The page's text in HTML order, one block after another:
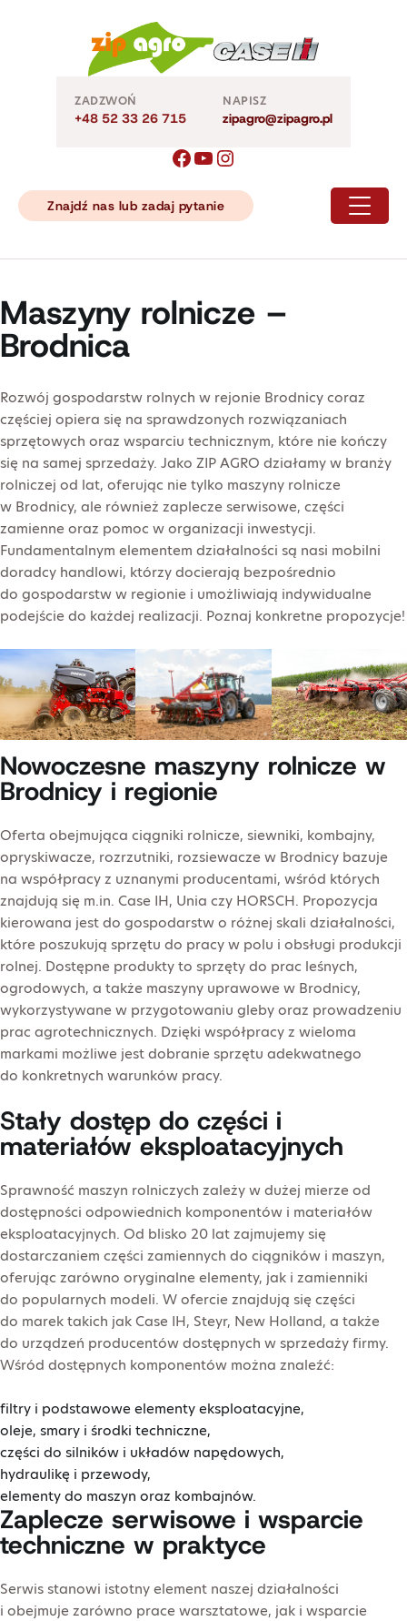
ZADZWOŃ
+48 52 33 26 715
NAPISZ
zipagro@zipagro.pl
Znajdź nas lub zadaj pytanie
Maszyny rolnicze –
Brodnica
Rozwój gospodarstw rolnych w rejonie Brodnicy coraz
częściej opiera się na sprawdzonych rozwiązaniach
sprzętowych oraz wsparciu technicznym, które nie kończy
się na samej sprzedaży. Jako ZIP AGRO działamy w branży
rolniczej od lat, oferując nie tylko maszyny rolnicze
w Brodnicy, ale również zaplecze serwisowe, części
zamienne oraz pomoc w organizacji inwestycji.
Fundamentalnym elementem działalności są nasi mobilni
doradcy handlowi, którzy docierają bezpośrednio
do gospodarstw w regionie i umożliwiają indywidualne
podejście do każdej realizacji. Poznaj konkretne propozycje!
Nowoczesne maszyny rolnicze w
Brodnicy i regionie
Oferta obejmująca ciągniki rolnicze, siewniki, kombajny,
opryskiwacze, rozrzutniki, rozsiewacze w Brodnicy bazuje
na współpracy z uznanymi producentami, wśród których
znajdują się m.in. Case IH, Unia czy HORSCH. Propozycja
kierowana jest do gospodarstw o różnej skali działalności,
które poszukują sprzętu do pracy w polu i obsługi produkcji
rolnej. Dostępne produkty to sprzęty do prac leśnych,
ogrodowych, a także maszyny uprawowe w Brodnicy,
wykorzystywane w przygotowaniu gleby oraz prowadzeniu
prac agrotechnicznych. Dzięki współpracy z wieloma
markami możliwe jest dobranie sprzętu adekwatnego
do konkretnych warunków pracy.
Stały dostęp do części i
materiałów eksploatacyjnych
Sprawność maszyn rolniczych zależy w dużej mierze od
dostępności odpowiednich komponentów i materiałów
eksploatacyjnych. Od blisko 20 lat zajmujemy się
dostarczaniem części zamiennych do ciągników i maszyn,
oferując zarówno oryginalne elementy, jak i zamienniki
do popularnych modeli. W ofercie znajdują się części
do marek takich jak Case IH, Steyr, New Holland, a także
do urządzeń producentów dostępnych w sprzedaży firmy.
Wśród dostępnych komponentów można znaleźć:
filtry i podstawowe elementy eksploatacyjne,
oleje, smary i środki techniczne,
części do silników i układów napędowych,
hydraulikę i przewody,
elementy do maszyn oraz kombajnów.
Zaplecze serwisowe i wsparcie
techniczne w praktyce
Serwis stanowi istotny element naszej działalności
i obejmuje zarówno prace warsztatowe, jak i wsparcie